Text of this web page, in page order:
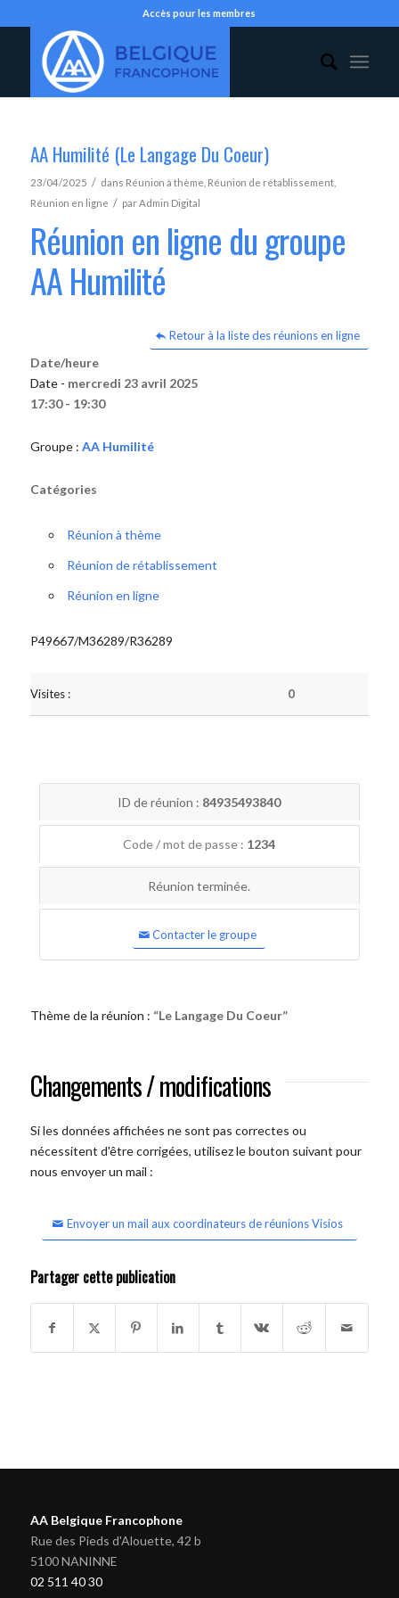
Accès pour les membres
AA Humilité (Le Langage Du Coeur)
23/04/2025 / dans Réunion à thème Réunion de rétablissement,
Réunion en ligne / parAdmin Digital
Réunion en ligne du groupe
AA Humilité
Retour à la liste des réunions en ligne
Date/heure
Date - mercredi 23 avril 2025
17:30 - 19:30
Groupe : AA Humilité
Catégories
Réunion à thème
Réunion de rétablissement
Réunion en ligne
P49667/M36289/R36289
Visites : 0
ID de réunion : 84935493840
Code / mot de passe : 1234
Réunion terminée.
Contacter le groupe
Thème de la réunion : “Le Langage Du Coeur”
Changements / modifications
Si les données affichées ne sont pas correctes ou
nécessitent d'être corrigées, utilisez le bouton suivant pour
nous envoyer un mail :
Envoyer un mail aux coordinateurs de réunions Visios
Partager cette publication
AA Belgique Francophone
Rue des Pieds d'Alouette, 42 b
5100 NANINNE
02 511 40 30